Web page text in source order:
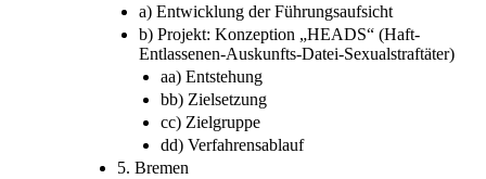
a) Entwicklung der Führungsaufsicht
b) Projekt: Konzeption „HEADS“ (Haft-
Entlassenen-Auskunfts-Datei-Sexualstraftäter)
aa) Entstehung
bb) Zielsetzung
cc) Zielgruppe
dd) Verfahrensablauf
5. Bremen